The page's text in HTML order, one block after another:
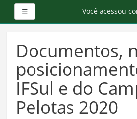
principal
☰ Você acessou
Documentos,
IFSul e do
Pelotas 2020